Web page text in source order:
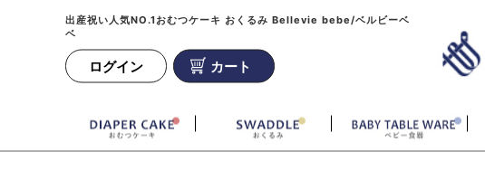
出産祝い人気NO.1おむつケーキ おくるみ Bellevie bebe/ベルビーベ
ベ
ログイン カート